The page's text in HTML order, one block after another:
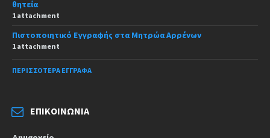
θητεία
1 attachment
Πιστοποιητικό Εγγραφής στα Μητρώα Αρρένων
1 attachment
ΠΕΡΙΣΣΌΤΕΡΑ ΈΓΓΡΑΦΑ
ΕΠΙΚΟΙΝΩΝΊΑ